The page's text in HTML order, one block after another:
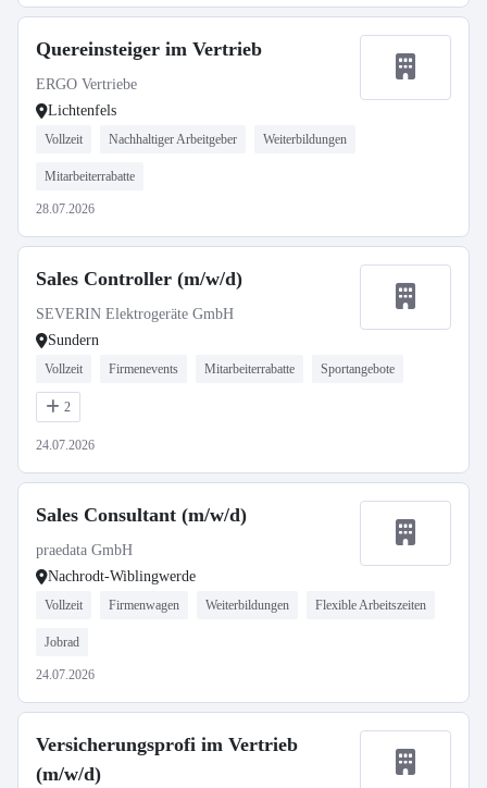
Quereinsteiger im Vertrieb
ERGO Vertriebe
Lichtenfels
Vollzeit Nachhaltiger Arbeitgeber Weiterbildungen
Mitarbeiterrabatte
28.07.2026
Sales Controller (m/w/d)
SEVERIN Elektrogeräte GmbH
Sundern
Vollzeit Firmenevents Mitarbeiterrabatte Sportangebote
2
24.07.2026
Sales Consultant (m/w/d)
praedata GmbH
Nachrodt-Wiblingwerde
Vollzeit Firmenwagen Weiterbildungen Flexible Arbeitszeiten
Jobrad
24.07.2026
Versicherungsprofi im Vertrieb
(m/w/d)